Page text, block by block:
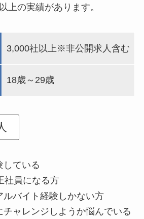
上の実績があります。
3,000社以上※非公開求人含む
18歳～29歳
している
社員になる方
ルバイト経験しかない方
チャレンジしようか悩んでいる